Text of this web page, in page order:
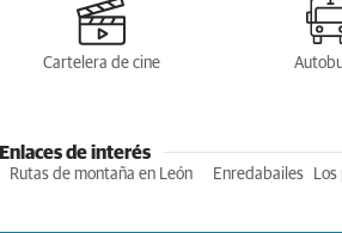
Cartelera de cine
Enlaces de interés
Rutas de montaña en León Enredabailes Los